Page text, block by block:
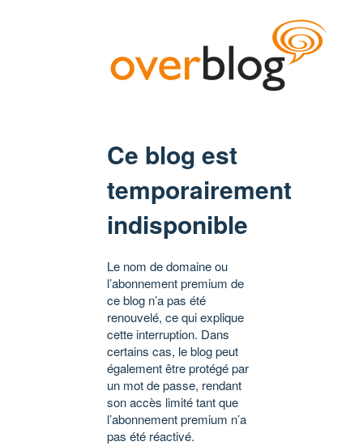
Ce blog est
temporairement
indisponible
Le nom de domaine ou
l’abonnement premium de
ce blog n’a pas été
renouvelé, ce qui explique
cette interruption. Dans
certains cas, le blog peut
également être protégé par
un mot de passe, rendant
son accès limité tant que
l’abonnement premium n’a
pas été réactivé.